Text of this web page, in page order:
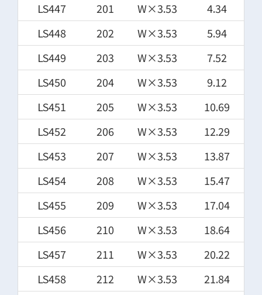
LS447
201 W×3.53
4.34
LS448
202 W×3.53
5.94
LS449
203 W×3.53
7.52
LS450
204 W×3.53
9.12
LS451
205 W×3.53
10.69
LS452
206 W×3.53
12.29
LS453
207 W×3.53
13.87
LS454
208 W×3.53
15.47
LS455
209 W×3.53
17.04
LS456
210 W×3.53
18.64
LS457
211 W×3.53
20.22
LS458
212 W×3.53
21.84